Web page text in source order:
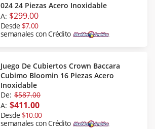
024 24 Piezas Acero Inoxidable
A: $299.00
Desde $7.00
semanales con Crédito
Juego De Cubiertos Crown Baccara
Cubimo Bloomin 16 Piezas Acero
Inoxidable
De: $587.00
A: $411.00
Desde $10.00
semanales con Crédito